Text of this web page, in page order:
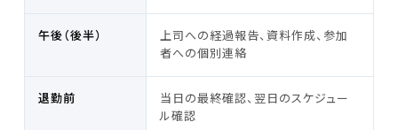
午後（後半）
上司への経過報告、資料作成、参加
者への個別連絡
退勤前
当日の最終確認、翌日のスケジュー
ル確認